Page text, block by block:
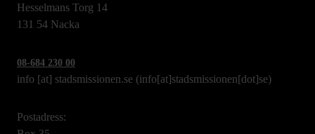
Hesselmans Torg 14
131 54 Nacka
08-684 230 00
info [at] stadsmissionen.se (info[at]stadsmissionen[dot]se)
Postadress: